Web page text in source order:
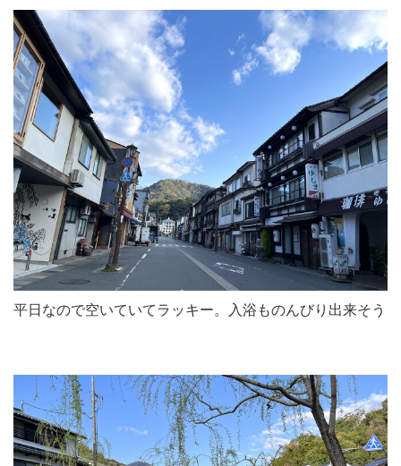
平日なので空いていてラッキー。入浴ものんびり出来そう